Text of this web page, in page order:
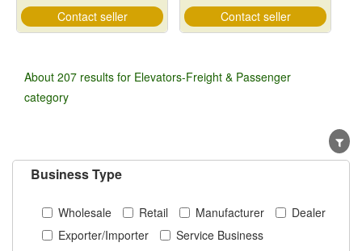
Contact seller Contact seller
About 207 results for Elevators-Freight & Passenger
category
Business Type
Wholesale Retail Manufacturer
Dealer
Exporter/Importer
Service Business